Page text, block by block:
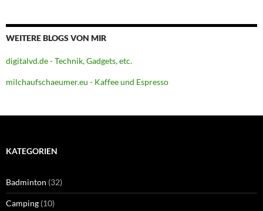
WEITERE BLOGS VON MIR
digitalvd.de - Technik, Gadgets, etc.
milchaufschaeumer.eu - Kaffee und Espresso
KATEGORIEN
Badminton (32)
Camping (10)